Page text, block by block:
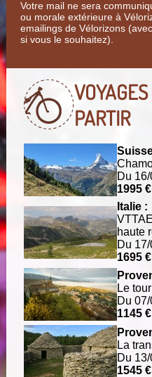
Votre mail ne sera
ou morale extérieure à
emailings de Vélorizons
si vous le souhaitez).
PARTIR
Du
1995 €
Italie :
haute
Du
1695 €
Le
Du
1145 €
La
Du
1545 €